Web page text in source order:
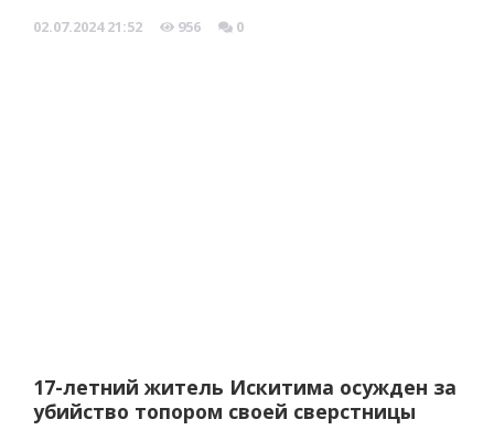
02.07.2024 21:52 956 0
17-летний житель Искитима осужден за
убийство топором своей сверстницы